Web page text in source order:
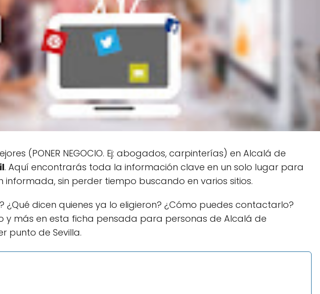
(PONER NEGOCIO. Ej: abogados, carpinterías) en Alcalá de
. Aquí encontrarás toda la información clave en un solo lugar para
informada, sin perder tiempo buscando en varios sitios.
¿Qué dicen quienes ya lo eligieron? ¿Cómo puedes contactarlo?
y más en esta ficha pensada para personas de Alcalá de
punto de Sevilla.